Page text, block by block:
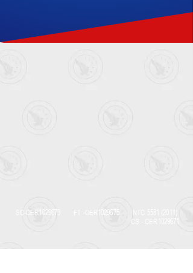
SC-CER1029673 FT -CER1029675
CS - CER1029671